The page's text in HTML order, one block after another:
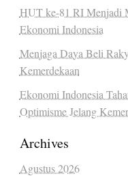
HUT ke-81 RI Menjadi
Ekonomi Indonesia
Menjaga Daya Beli
Kemerdekaan
Ekonomi Indonesia
Optimisme Jelang
Archives
Agustus 2026